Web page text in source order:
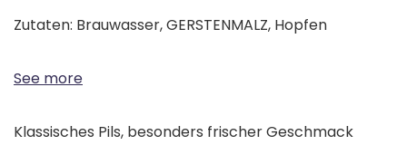
Zutaten: Brauwasser, GERSTENMALZ, Hopfen
See more
Klassisches Pils, besonders frischer Geschmack